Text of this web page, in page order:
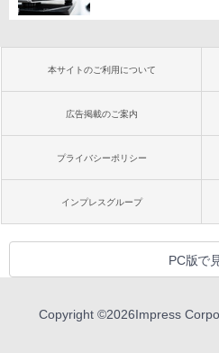
本サイトのご利用について
広告掲載のご案内
プライバシーポリシー
インプレスグループ
PC版で
Copyright ©2026Impress